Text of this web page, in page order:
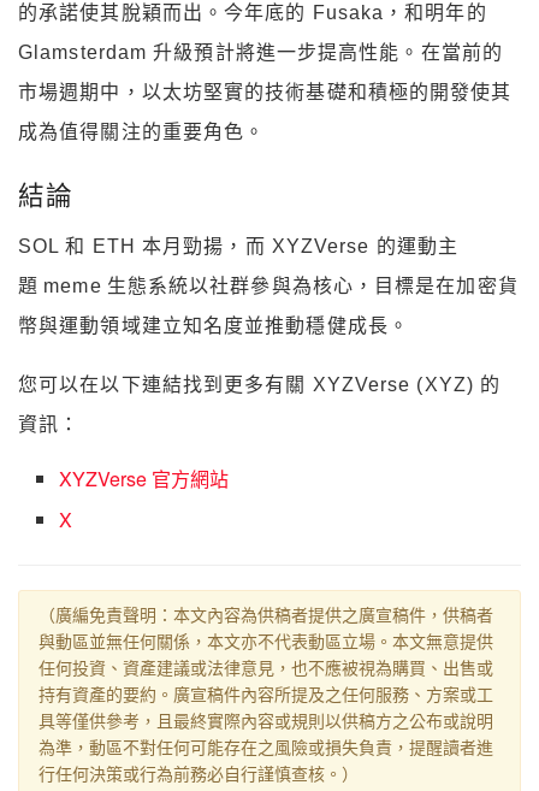
的承諾使其脫穎而出。今年底的 Fusaka，和明年的
Glamsterdam 升級預計將進一步提高性能。在當前的
市場週期中，以太坊堅實的技術基礎和積極的開發使其
成為值得關注的重要角色。
結論
SOL 和 ETH 本月勁揚，而 XYZVerse 的運動主
題 meme 生態系統以社群參與為核心，目標是在加密貨
幣與運動領域建立知名度並推動穩健成長。
您可以在以下連結找到更多有關 XYZVerse (XYZ) 的
資訊：
XYZVerse 官方網站
X
（廣編免責聲明：本文內容為供稿者提供之廣宣稿件，供稿者
與動區並無任何關係，本文亦不代表動區立場。本文無意提供
任何投資、資產建議或法律意見，也不應被視為購買、出售或
持有資產的要約。廣宣稿件內容所提及之任何服務、方案或工
具等僅供參考，且最終實際內容或規則以供稿方之公布或說明
為準，動區不對任何可能存在之風險或損失負責，提醒讀者進
行任何決策或行為前務必自行謹慎查核。）